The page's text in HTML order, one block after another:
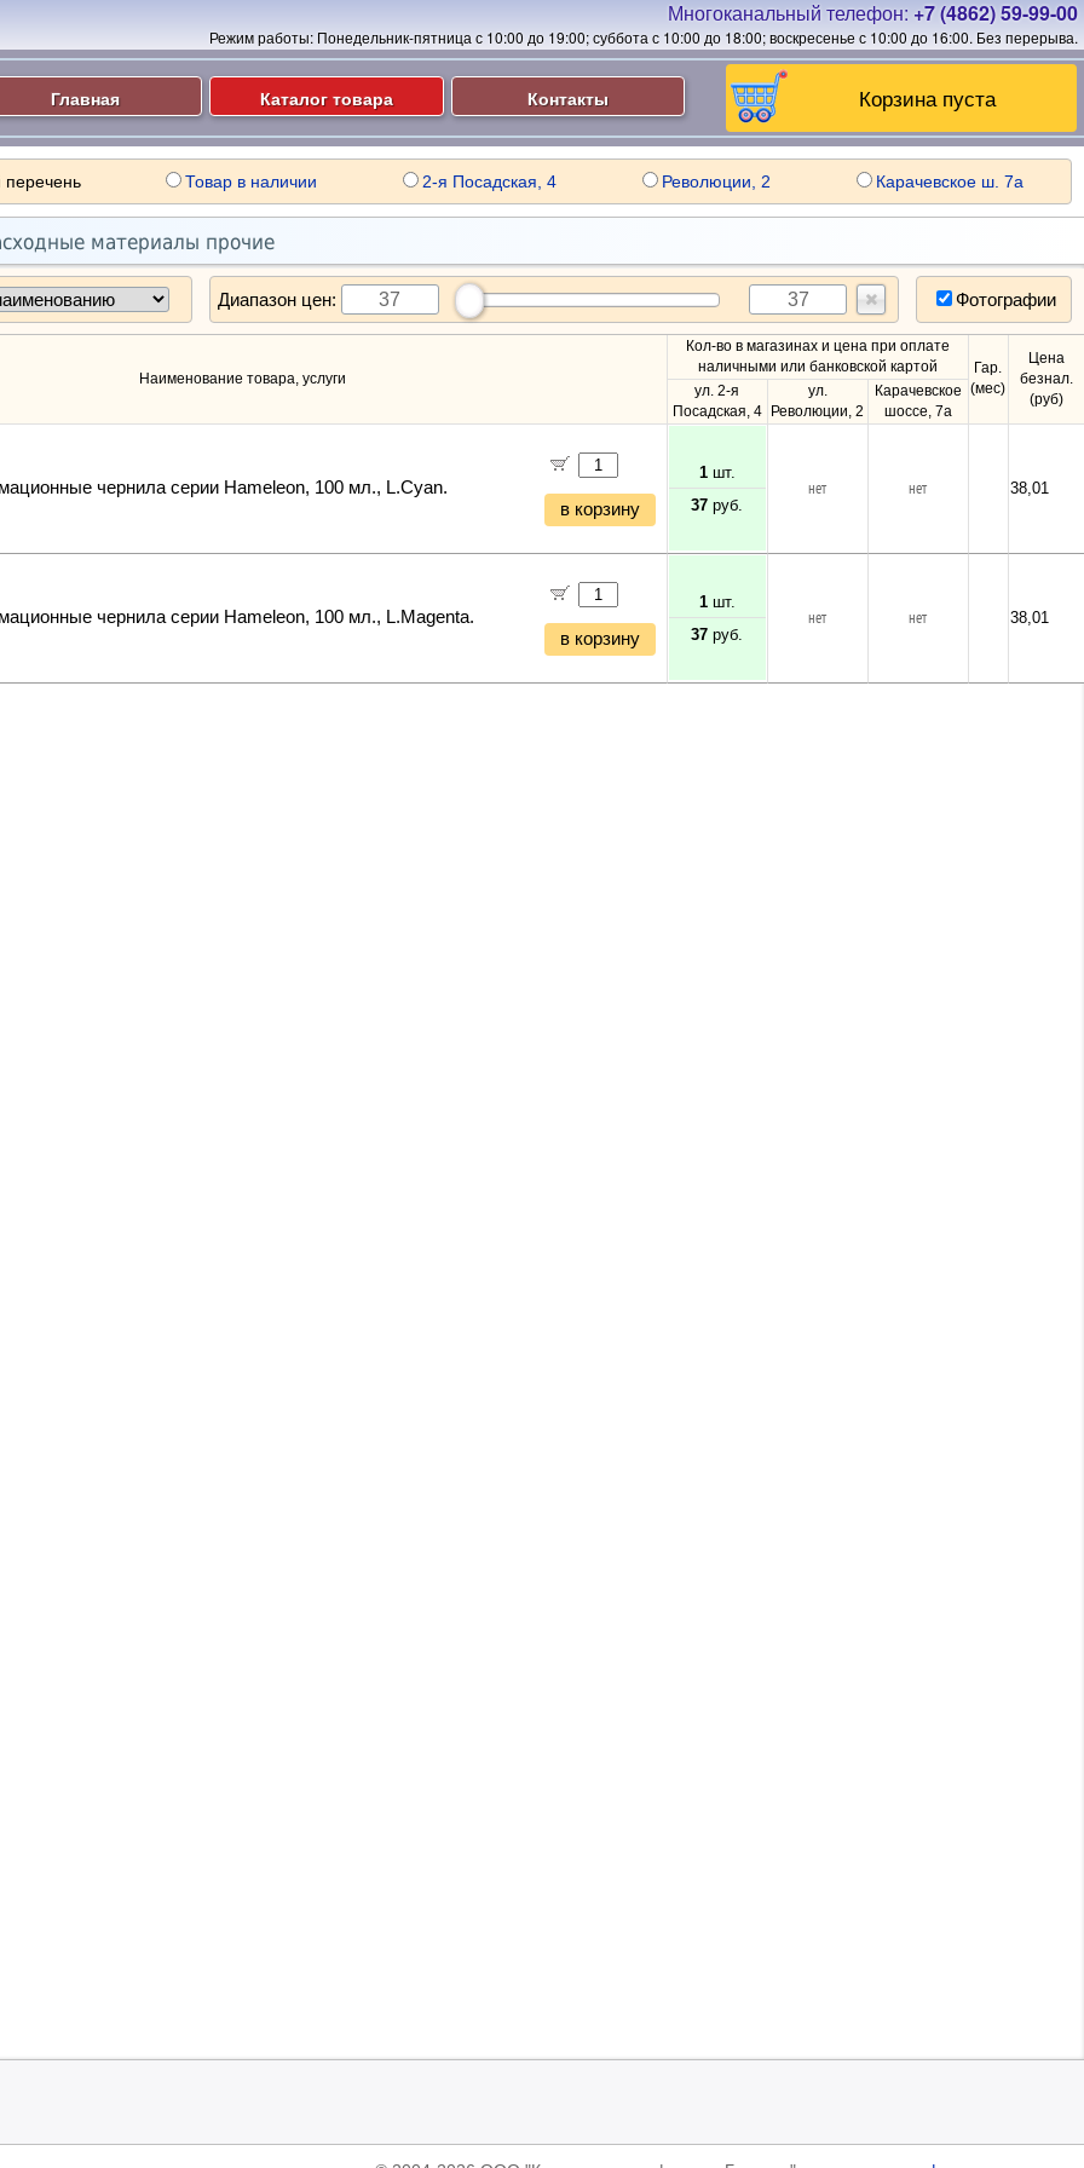
Многоканальный телефон: +7 (4862) 59-99-00
Режим работы: Понедельник-пятница с 10:00 до 19:00; суббота с 10:00 до 18:00; воскресенье с 10:00 до 16:00. Без перерыва.
Корзина пуста
Главная Каталог товара Контакты
Товар в наличии 2-я Посадская, 4 Революции, 2 Карачевское ш. 7а
материалы прочие
Диапазон цен: Фотографии
Наименование товара, услуги
Кол-во в магазинах и цена при оплате
наличными или банковской картой
Гар.
(мес)
Цена
безнал.
(руб)
ул. 2-я
Посадская, 4
ул.
Революции, 2
Карачевское
шоссе, 7а
чернила серии Hameleon, 100 мл., L.Cyan.
в корзину
1шт.
37 руб.
нет нет 38,01
чернила серии Hameleon, 100 мл., L.Magenta.
в корзину
1шт.
37 руб.
нет нет 38,01